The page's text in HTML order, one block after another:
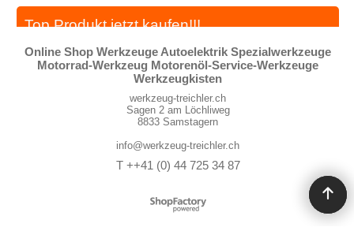
Top Produkt jetzt kaufen!!!
Online Shop Werkzeuge Autoelektrik Spezialwerkzeuge
Motorrad-Werkzeug Motorenöl-Service-Werkzeuge
Werkzeugkisten
werkzeug-treichler.ch
Sagen 2 am Löchliweg
8833 Samstagern
info@werkzeug-treichler.ch
T ++41 (0) 44 725 34 87
WebShop erstellt mit ShopFactory Shop Software.